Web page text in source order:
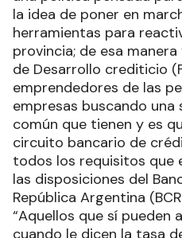
la idea de poner en
herramientas para
provincia; de esa
de Desarrollo crediticio
emprendedores de las
empresas buscando
común que tienen y es
circuito bancario de
todos los requisitos que
las disposiciones del
República Argentina
“Aquellos que sí pueden
cuando le dicen la tasa